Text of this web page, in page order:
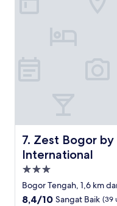
7. Zest Bogor
International
Zest Bogor by
Properti
bintang
3.0
Bogor Tengah, 1,6 km
8.4
8,4/10 Sangat Baik (39